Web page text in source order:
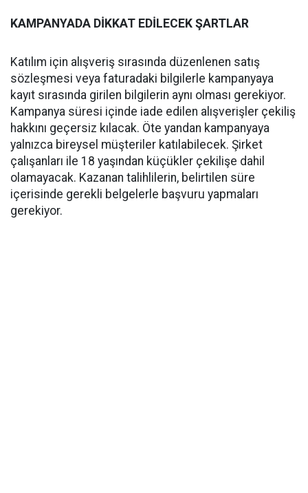
KAMPANYADA DİKKAT EDİLECEK ŞARTLAR
Katılım için alışveriş sırasında düzenlenen satış
sözleşmesi veya faturadaki bilgilerle kampanyaya
kayıt sırasında girilen bilgilerin aynı olması gerekiyor.
Kampanya süresi içinde iade edilen alışverişler çekiliş
hakkını geçersiz kılacak. Öte yandan kampanyaya
yalnızca bireysel müşteriler katılabilecek. Şirket
çalışanları ile 18 yaşından küçükler çekilişe dahil
olamayacak. Kazanan talihlilerin, belirtilen süre
içerisinde gerekli belgelerle başvuru yapmaları
gerekiyor.